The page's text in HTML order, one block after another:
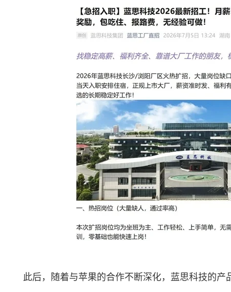
此后，随着与苹果的合作不断深化，蓝思科技的